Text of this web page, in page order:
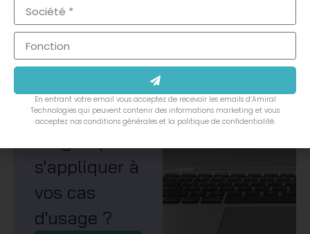
exploitez des
équipements
critiques et
souhaitez
savoir si
s'appliquer à
vos cas
d'usage ?
En entrant votre email vous acceptez de recevoir les emails d’Amiral
Technologies qui peuvent contenir des informations marketing et vous
acceptez nos conditions générales et la politique de confidentialité.